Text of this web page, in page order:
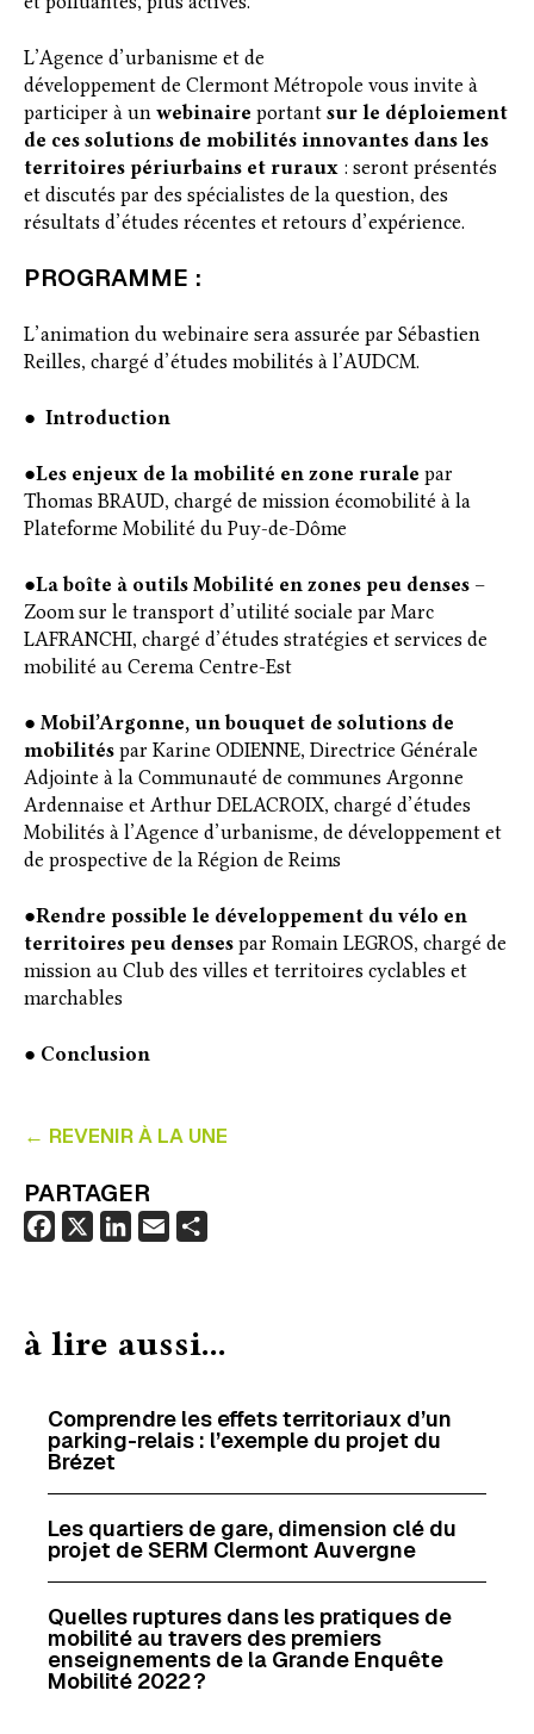
← REVENIR À LA UNE
PARTAGER
b
o
k
X
e
I
n
l
a
e
r
L’Agence d’urbanisme et de
développement de Clermont Métropole vous invite à
participer à un webinaire portant sur le déploiement
de ces solutions de mobilités innovantes dans les
territoires périurbains et ruraux : seront présentés
et discutés par des spécialistes de la question, des
résultats d’études récentes et retours d’expérience.
PROGRAMME :
L’animation du webinaire sera assurée par Sébastien
Reilles, chargé d’études mobilités à l’AUDCM.
● Introduction
●Les enjeux de la mobilité en zone rurale par
Thomas BRAUD, chargé de mission écomobilité à la
Plateforme Mobilité du Puy-de-Dôme
●La boîte à outils Mobilité en zones peu denses –
Zoom sur le transport d’utilité sociale par Marc
LAFRANCHI, chargé d’études stratégies et services de
mobilité au Cerema Centre-Est
● Mobil’Argonne, un bouquet de solutions de
mobilités par Karine ODIENNE, Directrice Générale
Adjointe à la Communauté de communes Argonne
Ardennaise et Arthur DELACROIX, chargé d’études
Mobilités à l’Agence d’urbanisme, de développement et
de prospective de la Région de Reims
●Rendre possible le développement du vélo en
territoires peu denses par Romain LEGROS, chargé de
mission au Club des villes et territoires cyclables et
marchables
● Conclusion
à lire aussi...
Comprendre les effets territoriaux d’un
parking-relais : l’exemple du projet du
Brézet
Les quartiers de gare, dimension clé du
projet de SERM Clermont Auvergne
Quelles ruptures dans les pratiques de
mobilité au travers des premiers
enseignements de la Grande Enquête
Mobilité 2022 ?